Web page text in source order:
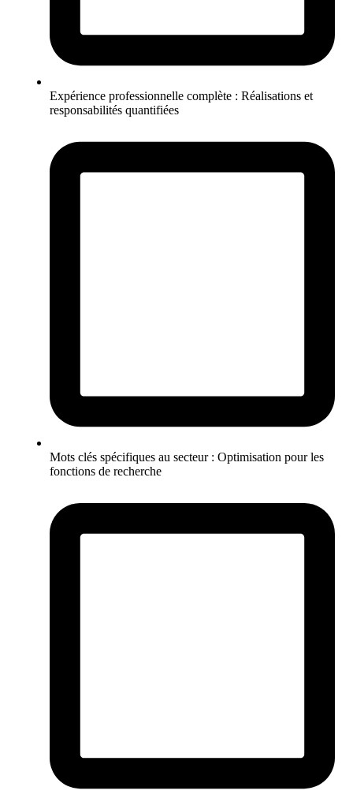
Expérience professionnelle complète : Réalisations et
responsabilités quantifiées
Mots clés spécifiques au secteur : Optimisation pour les
fonctions de recherche